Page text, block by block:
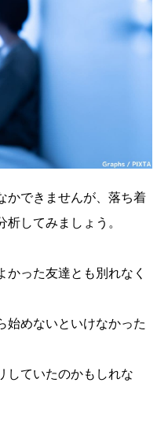
かできませんが、落ち着
してみましょう。
かった友達とも別れなく
始めないといけなかった
していたのかもしれな